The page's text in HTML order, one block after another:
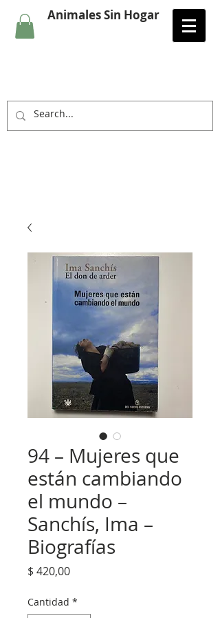
Animales Sin Hogar
94 – Mujeres que
están cambiando
el mundo –
Sanchís, Ima –
Biografías
$ 420,00Precio
Cantidad *